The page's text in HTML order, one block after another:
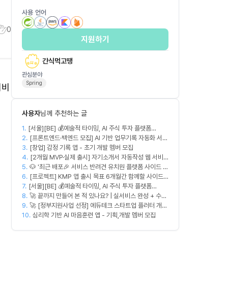
0
사용 언어
지원하기
간식먹고땡
관심분야
Spring
사용자님께 추천하는 글
1. [서울][BE] 💰예술적 타이밍, AI 주식 투자 플랫폼
(Spring)
2. [프론트엔드·백엔드 모집] AI 기반 업무기록 자동화 서비
스 MVP 개발
3. [창업] 감정 기록 앱 - 초기 개발 멤버 모집
4. [2개월 MVP·실제 출시] 자기소개서 자동작성 웹 서비
스 디자이너·프론트엔드·백엔드·AI 엔지니어 모집
5. 🐶 '최근 배포🎉 서비스 반려견 유치원 플랫폼 사이드 프
로젝트' 충원
6. [프로젝트] KMP 앱 출시 목표 6개월간 함께할 사이드
프로젝트 팀원 모집
7. [서울][BE] 💰예술적 타이밍, AI 주식 투자 플랫폼
(Spring)
8. 🚀 끝까지 만들어 본 적 있나요? | 실서비스 완성 + 수익
창출 모임 💰
9. 🚀 [정부지원사업 선정] 에듀테크 스타트업 플러터 개발
자를 모십니다!
10. 심리학 기반 AI 마음훈련 앱 - 기획,개발 멤버 모집